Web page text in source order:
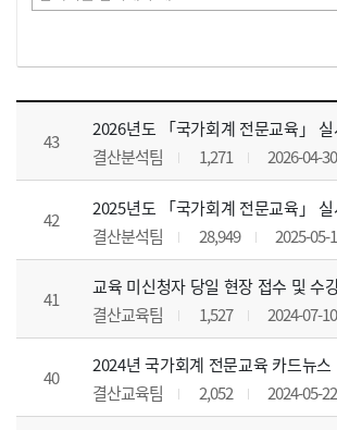
공지사항 목록 으로 번호, 제목, 작성자, 조회수, 등록 일, 첨부파일로 나열 되고 있습니다.
43
2026년도 「국가회계 전문교육」
결산분석팀
1,271 2026-04-30
42
2025년도 「국가회계 전문교육」
결산분석팀
28,949 2025-05-
41
교육 미신청자 당일 현장 접수 및 수
결산교육팀
1,527 2024-07-10
40
2024년 국가회계 전문교육 카드뉴스
결산교육팀
2,052 2024-05-22